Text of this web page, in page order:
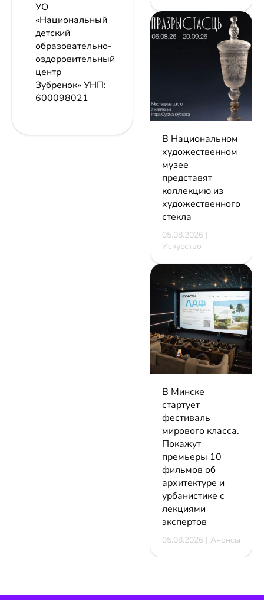
УО
«Национальный
детский
образовательно-
оздоровительный
центр
Зубренок» УНП:
600098021
В Национальном
художественном
музее
представят
коллекцию из
художественного
стекла
05.08.2026 |
Искусство
В Минске
стартует
фестиваль
мирового класса.
Покажут
премьеры 10
фильмов об
архитектуре и
урбанистике с
лекциями
экспертов
05.08.2026 | Анонсы